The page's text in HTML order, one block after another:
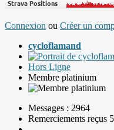
Connexion ou Créer un
cycloflamand
Hors Ligne
Membre platinium
Messages : 2964
Remerciements reçus